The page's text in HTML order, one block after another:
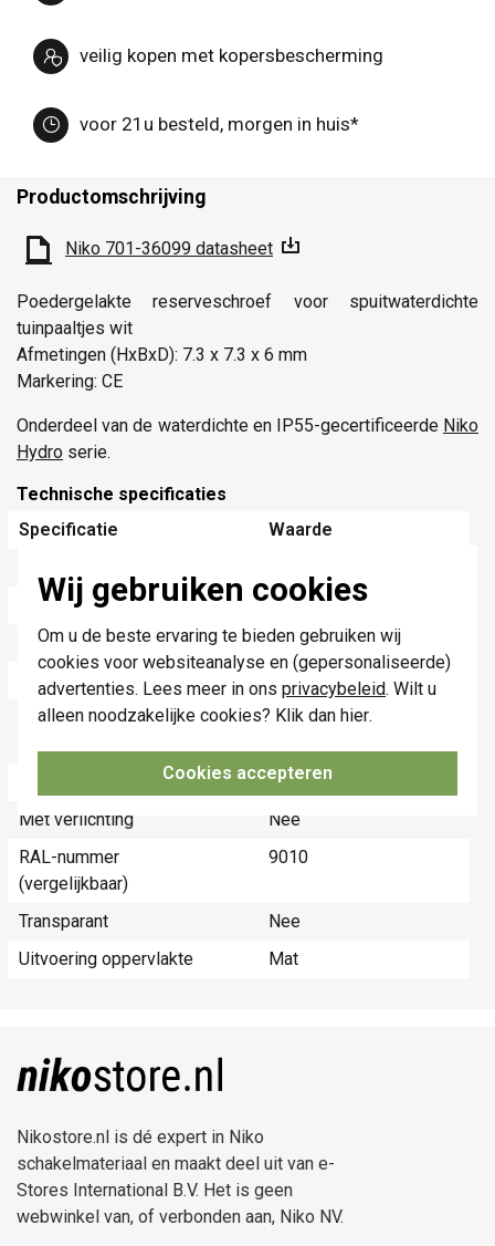
Wij gebruiken cookies
Om u de beste ervaring te bieden gebruiken wij
cookies voor websiteanalyse en (gepersonaliseerde)
advertenties. Lees meer in ons privacybeleid. Wilt u
alleen noodzakelijke cookies? Klik dan hier.
Cookies accepteren
veilig kopen met kopersbescherming
voor 21u besteld, morgen in huis*
Productomschrijving
Niko 701-36099 datasheet
Poedergelakte reserveschroef voor spuitwaterdichte
tuinpaaltjes wit
Afmetingen (HxBxD): 7.3 x 7.3 x 6 mm
Markering: CE
Onderdeel van de waterdichte en IP55-gecertificeerde Niko
Hydro serie.
Technische specificaties
Specificatie
Waarde
Halogeenvrij
Ja
Oppervlaktebescherming
Gelakt
Schakelfunctie
Geen
Materiaalkwaliteit
Roestvaststaal ( RVS
Metaal
Met verlichting
Nee
RAL-nummer
(vergelijkbaar)
9010
Transparant
Nee
Uitvoering oppervlakte
Mat
Nikostore.nl is dé expert in Niko
schakelmateriaal en maakt deel uit van e-
Stores International B.V. Het is geen
webwinkel van, of verbonden aan, Niko NV.